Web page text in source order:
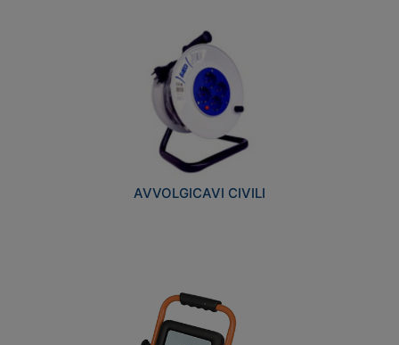
AVVOLGICAVI CIVILI